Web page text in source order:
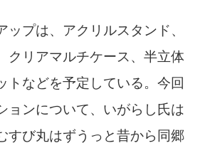
ップは、アクリルスタンド、
クリアマルチケース、半立体
トなどを予定している。今回
ョンについて、いがらし氏は
すび丸はずうっと昔から同郷